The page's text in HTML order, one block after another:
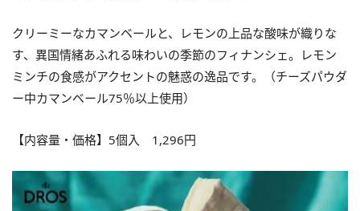
クリーミーなカマンベールと、レモンの上品な酸味が織りな
す、異国情緒あふれる味わいの季節のフィナンシェ。レモン
ミンチの食感がアクセントの魅惑の逸品です。（チーズパウダ
ー中カマンベール75％以上使用）
【内容量・価格】5個入 1,296円